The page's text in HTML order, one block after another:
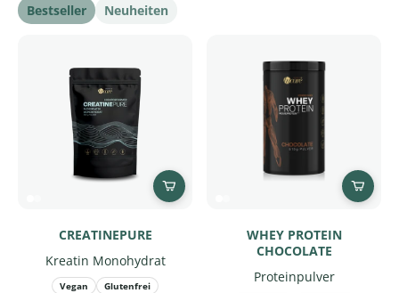
Bestseller Neuheiten
CREATINEPURE
Kreatin Monohydrat
Vegan
Glutenfrei
WHEY PROTEIN
CHOCOLATE
Proteinpulver